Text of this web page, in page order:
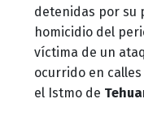
detenidas por su
homicidio del
víctima de un
ocurrido en
el Istmo de